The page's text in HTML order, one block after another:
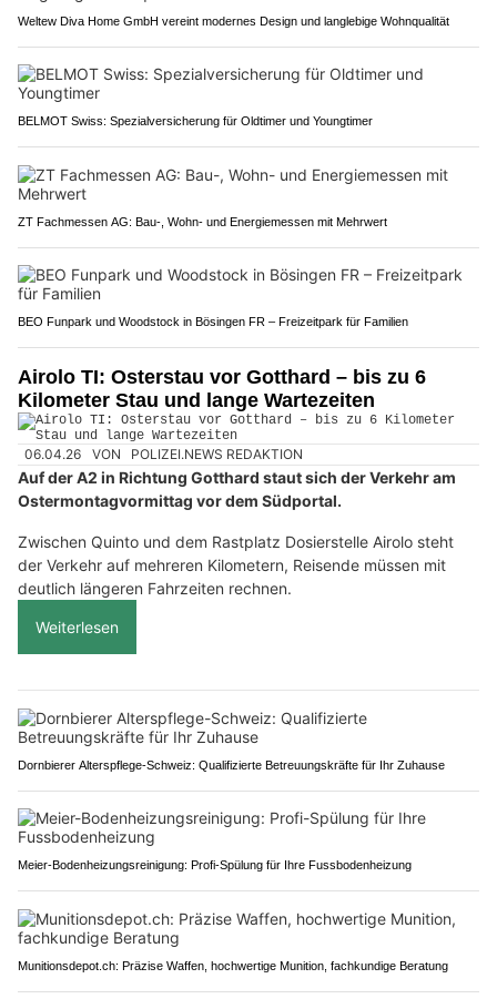
Weltew Diva Home GmbH vereint modernes Design und langlebige Wohnqualität
BELMOT Swiss: Spezialversicherung für Oldtimer und Youngtimer
ZT Fachmessen AG: Bau-, Wohn- und Energiemessen mit Mehrwert
BEO Funpark und Woodstock in Bösingen FR – Freizeitpark für Familien
Airolo TI: Osterstau vor Gotthard – bis zu 6
Kilometer Stau und lange Wartezeiten
06.04.26 VON POLIZEI.NEWS REDAKTION
Auf der A2 in Richtung Gotthard staut sich der Verkehr am
Ostermontagvormittag vor dem Südportal.
Zwischen Quinto und dem Rastplatz Dosierstelle Airolo steht
der Verkehr auf mehreren Kilometern, Reisende müssen mit
deutlich längeren Fahrzeiten rechnen.
Weiterlesen
Dornbierer Alterspflege-Schweiz: Qualifizierte Betreuungskräfte für Ihr Zuhause
Meier-Bodenheizungsreinigung: Profi-Spülung für Ihre Fussbodenheizung
Munitionsdepot.ch: Präzise Waffen, hochwertige Munition, fachkundige Beratung